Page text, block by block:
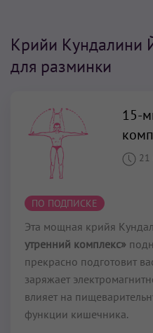
Крийи Кундалини
для разминки
15-
21
ПО ПОДПИСКЕ
Эта мощная крийя
утренний комплекс»
прекрасно подготовит
заряжает
влияет на
функции кишечника.